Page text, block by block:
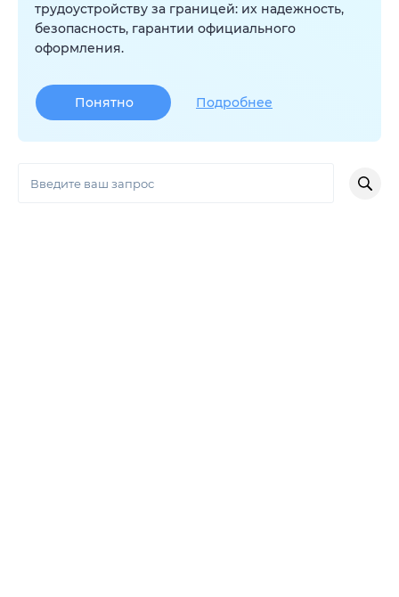
трудоустройству за границей: их надежность,
безопасность, гарантии официального
оформления.
Понятно Подробнее